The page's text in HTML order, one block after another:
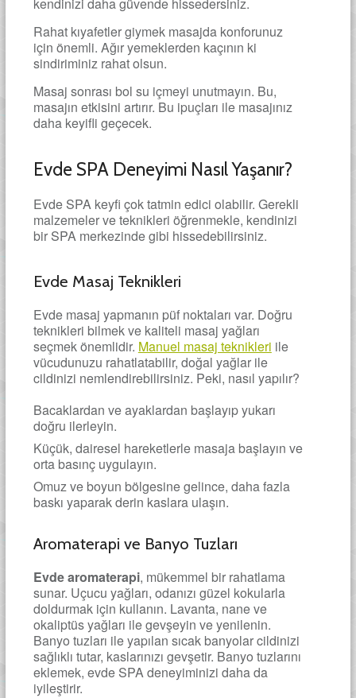
Rahat kıyafetler giymek masajda konforunuz
için önemli. Ağır yemeklerden kaçının ki
sindiriminiz rahat olsun.
Masaj sonrası bol su içmeyi unutmayın. Bu,
masajın etkisini artırır. Bu ipuçları ile masajınız
daha keyifli geçecek.
Evde SPA Deneyimi Nasıl Yaşanır?
Evde SPA keyfi çok tatmin edici olabilir. Gerekli
malzemeler ve teknikleri öğrenmekle, kendinizi
bir SPA merkezinde gibi hissedebilirsiniz.
Evde Masaj Teknikleri
Evde masaj yapmanın püf noktaları var. Doğru
teknikleri bilmek ve kaliteli masaj yağları
seçmek önemlidir. Manuel masaj teknikleri ile
vücudunuzu rahatlatabilir, doğal yağlar ile
cildinizi nemlendirebilirsiniz. Peki, nasıl yapılır?
Bacaklardan ve ayaklardan başlayıp yukarı
doğru ilerleyin.
Küçük, dairesel hareketlerle masaja başlayın ve
orta basınç uygulayın.
Omuz ve boyun bölgesine gelince, daha fazla
baskı yaparak derin kaslara ulaşın.
Aromaterapi ve Banyo Tuzları
Evde aromaterapi, mükemmel bir rahatlama
sunar. Uçucu yağları, odanızı güzel kokularla
doldurmak için kullanın. Lavanta, nane ve
okaliptüs yağları ile gevşeyin ve yenilenin.
Banyo tuzları ile yapılan sıcak banyolar cildinizi
sağlıklı tutar, kaslarınızı gevşetir. Banyo tuzlarını
eklemek, evde SPA deneyiminizi daha da
iyileştirir.